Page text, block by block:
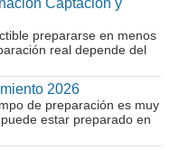
Captación y
prepararse en menos
real depende del
2026
de preparación es muy
estar preparado en